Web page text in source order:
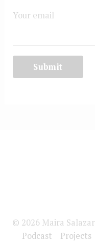
Your email
© 2026 Maira Salazar
Podcast
Projects